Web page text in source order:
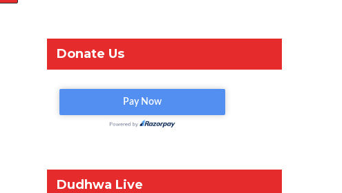
Donate Us
Dudhwa Live